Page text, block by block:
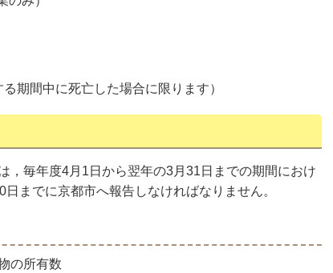
期間中に死亡した場合に限ります）
，毎年度4月1日から翌年の3月31日までの期間におけ
までに京都市へ報告しなければなりません。
の所有数